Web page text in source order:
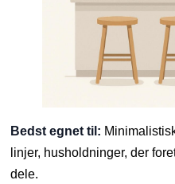
Bedst egnet til:
linjer, husholdninger, der
dele.